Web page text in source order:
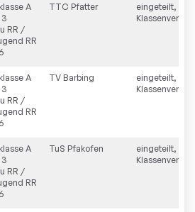
A
3
RR /
RR
TTC Pfatter
eingeteilt,
A
3
RR /
RR
TV Barbing
eingeteilt,
A
3
RR /
RR
TuS Pfakofen
eingeteilt,